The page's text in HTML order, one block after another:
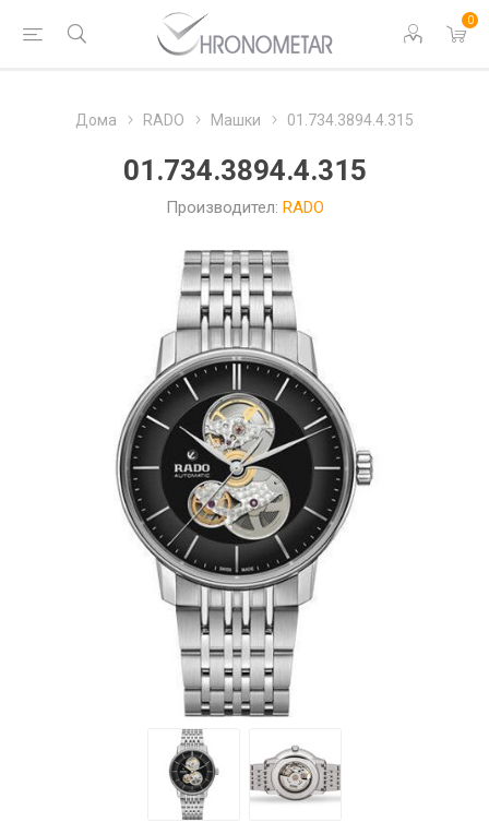
0
Дома RADO Машки 01.734.3894.4.315
01.734.3894.4.315
Производител: RADO